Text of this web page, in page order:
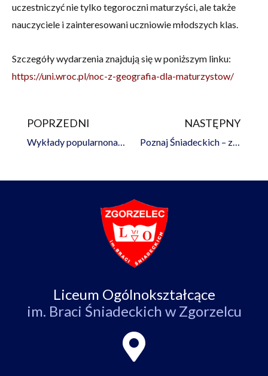
uczestniczyć nie tylko tegoroczni maturzyści, ale także
nauczyciele i zainteresowani uczniowie młodszych klas.
Szczegóły wydarzenia znajdują się w poniższym linku:
https://uni.wroc.pl/noc-z-geografia-dla-maturzystow/
Prev
POPRZEDNI NASTĘPNY
Poznaj Śniadeckich – zapraszamy do filmu promującego szkołę
Liceum Ogólnokształcące
im. Braci Śniadeckich w Zgorzelcu